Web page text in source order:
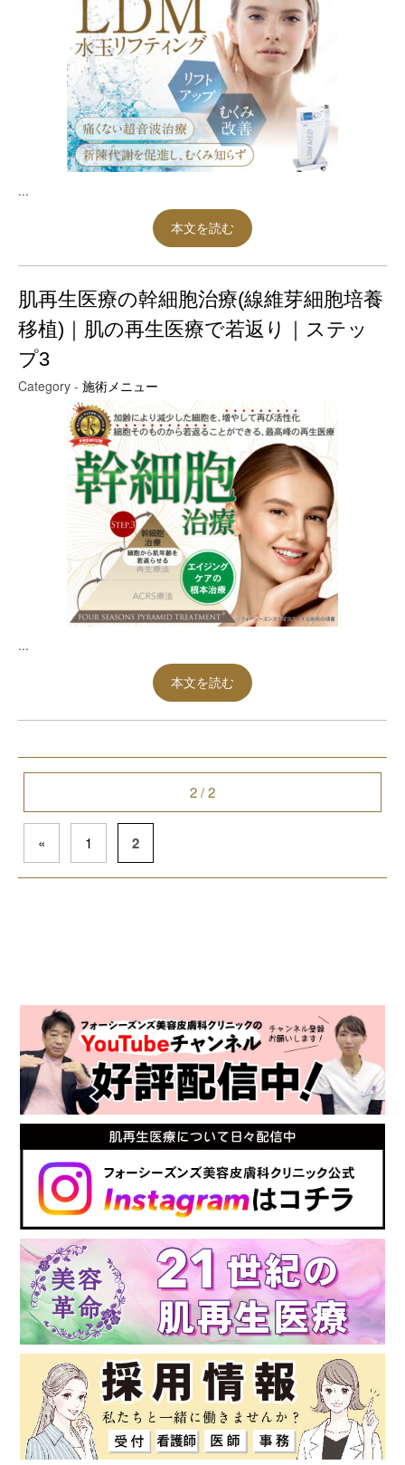
...
本文を読む
肌再生医療の幹細胞治療(線維芽細胞培養
移植)｜肌の再生医療で若返り｜ステッ
プ3
Category - 施術メニュー
...
本文を読む
2 / 2
« 1 2